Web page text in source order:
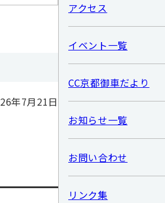
年7月21日
アクセス
イベント一覧
CC京都御車だより
お知らせ一覧
お問い合わせ
リンク集